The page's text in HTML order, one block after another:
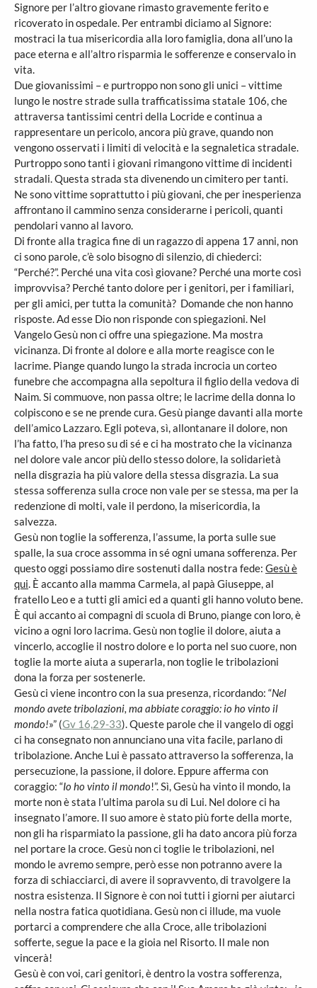
Signore per l’altro giovane rimasto gravemente ferito e
ricoverato in ospedale. Per entrambi diciamo al Signore:
mostraci la tua misericordia alla loro famiglia, dona all’uno la
pace eterna e all’altro risparmia le sofferenze e conservalo in
vita.
Due giovanissimi – e purtroppo non sono gli unici – vittime
lungo le nostre strade sulla trafficatissima statale 106, che
attraversa tantissimi centri della Locride e continua a
rappresentare un pericolo, ancora più grave, quando non
vengono osservati i limiti di velocità e la segnaletica stradale.
Purtroppo sono tanti i giovani rimangono vittime di incidenti
stradali. Questa strada sta divenendo un cimitero per tanti.
Ne sono vittime soprattutto i più giovani, che per inesperienza
affrontano il cammino senza considerarne i pericoli, quanti
pendolari vanno al lavoro.
Di fronte alla tragica fine di un ragazzo di appena 17 anni, non
ci sono parole, c’è solo bisogno di silenzio, di chiederci:
“Perché?”. Perché una vita così giovane? Perché una morte così
improvvisa? Perché tanto dolore per i genitori, per i familiari,
per gli amici, per tutta la comunità? Domande che non hanno
risposte. Ad esse Dio non risponde con spiegazioni. Nel
Vangelo Gesù non ci offre una spiegazione. Ma mostra
vicinanza. Di fronte al dolore e alla morte reagisce con le
lacrime. Piange quando lungo la strada incrocia un corteo
funebre che accompagna alla sepoltura il figlio della vedova di
Naim. Si commuove, non passa oltre; le lacrime della donna lo
colpiscono e se ne prende cura. Gesù piange davanti alla morte
dell’amico Lazzaro. Egli poteva, sì, allontanare il dolore, non
l’ha fatto, l’ha preso su di sé e ci ha mostrato che la vicinanza
nel dolore vale ancor più dello stesso dolore, la solidarietà
nella disgrazia ha più valore della stessa disgrazia. La sua
stessa sofferenza sulla croce non vale per se stessa, ma per la
redenzione di molti, vale il perdono, la misericordia, la
salvezza.
Gesù non toglie la sofferenza, l’assume, la porta sulle sue
spalle, la sua croce assomma in sé ogni umana sofferenza. Per
questo oggi possiamo dire sostenuti dalla nostra fede: Gesù è
qui. È accanto alla mamma Carmela, al papà Giuseppe, al
fratello Leo e a tutti gli amici ed a quanti gli hanno voluto bene.
È qui accanto ai compagni di scuola di Bruno, piange con loro, è
vicino a ogni loro lacrima. Gesù non toglie il dolore, aiuta a
vincerlo, accoglie il nostro dolore e lo porta nel suo cuore, non
toglie la morte aiuta a superarla, non toglie le tribolazioni
dona la forza per sostenerle.
Gesù ci viene incontro con la sua presenza, ricordando: “Nel
mondo avete tribolazioni, ma abbiate coraggio: io ho vinto il
mondo!»” (Gv 16,29-33). Queste parole che il vangelo di oggi
ci ha consegnato non annunciano una vita facile, parlano di
tribolazione. Anche Lui è passato attraverso la sofferenza, la
persecuzione, la passione, il dolore. Eppure afferma con
coraggio: “Io ho vinto il mondo!”. Sì, Gesù ha vinto il mondo, la
morte non è stata l’ultima parola su di Lui. Nel dolore ci ha
insegnato l’amore. Il suo amore è stato più forte della morte,
non gli ha risparmiato la passione, gli ha dato ancora più forza
nel portare la croce. Gesù non ci toglie le tribolazioni, nel
mondo le avremo sempre, però esse non potranno avere la
forza di schiacciarci, di avere il sopravvento, di travolgere la
nostra esistenza. Il Signore è con noi tutti i giorni per aiutarci
nella nostra fatica quotidiana. Gesù non ci illude, ma vuole
portarci a comprendere che alla Croce, alle tribolazioni
sofferte, segue la pace e la gioia nel Risorto. Il male non
vincerà!
Gesù è con voi, cari genitori, è dentro la vostra sofferenza,